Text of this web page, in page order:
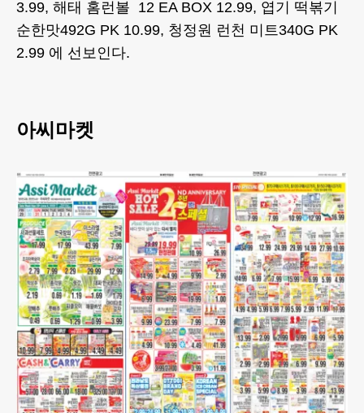
3.99, 해태 홈런볼 12 EA BOX 12.99, 엽기 떡볶기
순한맛492G PK 10.99, 청정원 런천 미트340G PK
2.99 에 선보인다.
아씨마켓